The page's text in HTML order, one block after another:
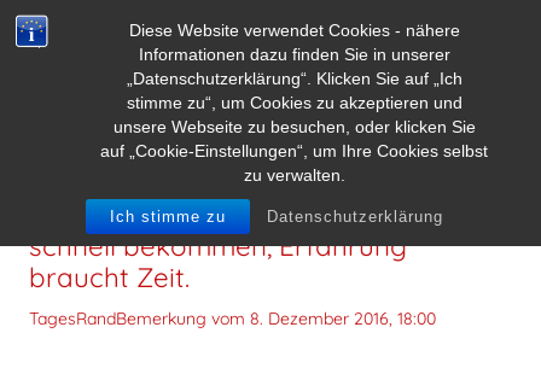
Diese Website verwendet Cookies - nähere
Informationen dazu finden Sie in unserer
„Datenschutzerklärung“. Klicken Sie auf „Ich
stimme zu“, um Cookies zu akzeptieren und
unsere Webseite zu besuchen, oder klicken Sie
auf „Cookie-Einstellungen“, um Ihre Cookies selbst
zu verwalten.
Ich stimme zu Datenschutzerklärung
Einen akademischen Titel kann man
schnell bekommen, Erfahrung
braucht Zeit.
TagesRandBemerkung vom 8. Dezember 2016, 18:00